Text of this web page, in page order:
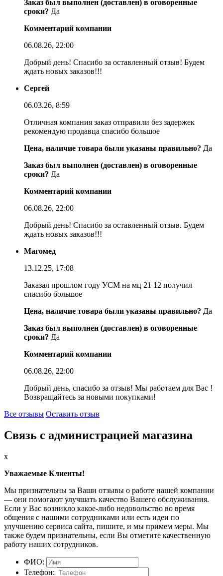
Заказ был выполнен (доставлен) в оговоренные
сроки? Да
Комментарий компании
06.08.26, 22:00
Добрый день! Спасибо за оставленный отзыв! Будем
ждать новых заказов!!!
Сергей
06.03.26, 8:59
Отличная компания заказ отправили без задержек
рекомендую продавца спасибо большое
Цена, наличие товара были указаны правильно? Да
Заказ был выполнен (доставлен) в оговоренные
сроки? Да
Комментарий компании
06.08.26, 22:00
Добрый день! Спасибо за оставленный отзыв. Будем
ждать новых заказов!!!
Магомед
13.12.25, 17:08
Заказал прошлом году УСМ на мц 21 12 получил
спасибо большое
Цена, наличие товара были указаны правильно? Да
Заказ был выполнен (доставлен) в оговоренные
сроки? Да
Комментарий компании
06.08.26, 22:00
Добрый день, спасибо за отзыв! Мы работаем для Вас !
Возвращайтесь за новыми покупками!
Все отзывы Оставить отзыв
Связь с администрацией магазина
x
Уважаемые Клиенты!
Мы признательны за Ваши отзывы о работе нашей компании
— они помогают улучшать качество Вашего обслуживания.
Если у Вас возникло какое-либо недовольство во время
общения с нашими сотрудниками или есть идеи по
улучшению сервиса сайта, пишите, и мы примем меры. Мы
также будем признательны, если Вы отметите качественную
работу наших сотрудников.
ФИО:
Телефон: